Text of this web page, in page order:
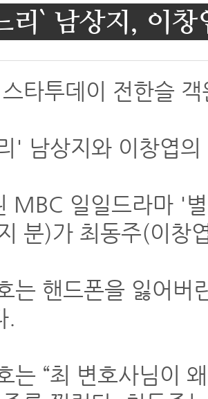
리` 남상지, 이
타투데이 전한슬
' 남상지와 이창엽
MBC 일일드라마 '
분)가 최동주(이창
는 핸드폰을 잃어버
.
는 “최 변호사님이